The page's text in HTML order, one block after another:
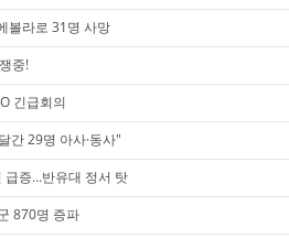
볼라로 31명 사망
중!
긴급회의
간 29명 아사·동사"
급증…반유대 정서 탓
870명 증파